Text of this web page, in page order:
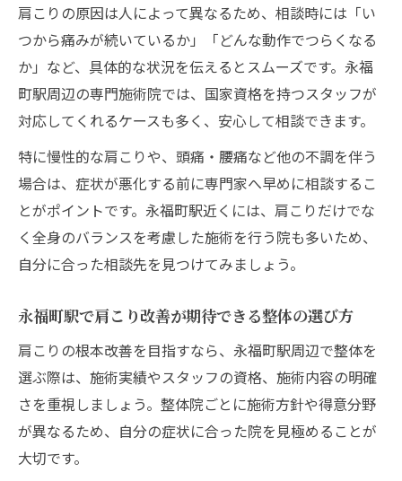
肩こりを根本改善へ導く永福町駅周辺の治
療法
日常生活で実践できる肩こりケア法
自宅で続けやすい肩こりセルフケアの基本
肩こりを和らげるための毎日の習慣とは
肩こり予防に役立つ簡単なストレッチ紹介
永福町駅専門家がすすめる肩こり体操の実
践法
肩こり改善に繋がる生活習慣の見直しポイ
慢性的な肩こりの原因を専門的に解説
肩こりが慢性化する主な原因と解決策
専門家が語る肩こりの根本的な発生メカニ
ズム
肩こりと日常生活の関係性を徹底解明
肩こりの原因は人によって異なるため、相談時には「い
つから痛みが続いているか」「どんな動作でつらくなる
か」など、具体的な状況を伝えるとスムーズです。永福
町駅周辺の専門施術院では、国家資格を持つスタッフが
対応してくれるケースも多く、安心して相談できます。
特に慢性的な肩こりや、頭痛・腰痛など他の不調を伴う
場合は、症状が悪化する前に専門家へ早めに相談するこ
とがポイントです。永福町駅近くには、肩こりだけでな
く全身のバランスを考慮した施術を行う院も多いため、
自分に合った相談先を見つけてみましょう。
永福町駅で肩こり改善が期待できる整体の選び方
肩こりの根本改善を目指すなら、永福町駅周辺で整体を
選ぶ際は、施術実績やスタッフの資格、施術内容の明確
さを重視しましょう。整体院ごとに施術方針や得意分野
が異なるため、自分の症状に合った院を見極めることが
大切です。